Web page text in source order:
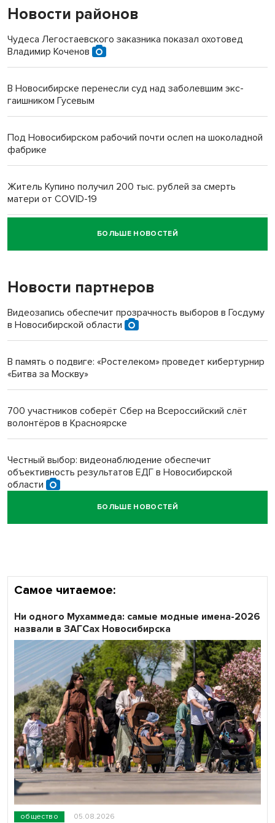
Новости районов
Чудеса Легостаевского заказника показал охотовед
Владимир Коченов
В Новосибирске перенесли суд над заболевшим экс-
гаишником Гусевым
Под Новосибирском рабочий почти ослеп на шоколадной
фабрике
Житель Купино получил 200 тыс. рублей за смерть
матери от COVID-19
Новосибирский суд наказал водителя за смерть
пенсионерки на вокзале
«Мы живём на пастбище!»: в новосибирском селе лошади
терроризируют жителей
Инвалид получил условный срок за избиение врачей
Новосибирский преподаватель с женой вошли в топ-16
Обновлённое отделение ВТБ открылось в Искитиме
БОЛЬШЕ НОВОСТЕЙ
Новости партнеров
Видеозапись обеспечит прозрачность выборов в Госдуму
в Новосибирской области
В память о подвиге: «Ростелеком» проведет кибертурнир
«Битва за Москву»
700 участников соберёт Сбер на Всероссийский слёт
волонтёров в Красноярске
Честный выбор: видеонаблюдение обеспечит
объективность результатов ЕДГ в Новосибирской
области
Кибертанки пошли в бой: «Ростелеком» объявляет
БОЛЬШЕ НОВОСТЕЙ
Самое читаемое:
общество 05.08.2026
Ни одного Мухаммеда: самые модные имена-2026
назвали в ЗАГСах Новосибирска